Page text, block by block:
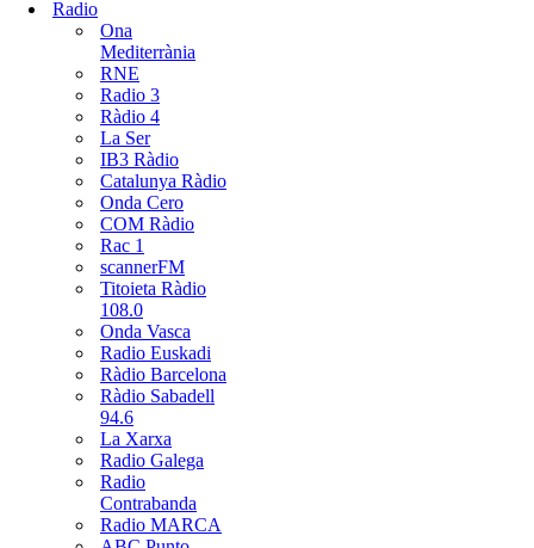
Radio
Ona
Mediterrània
RNE
Radio 3
Ràdio 4
La Ser
IB3 Ràdio
Catalunya Ràdio
Onda Cero
COM Ràdio
Rac 1
scannerFM
Titoieta Ràdio
108.0
Onda Vasca
Radio Euskadi
Ràdio Barcelona
Ràdio Sabadell
94.6
La Xarxa
Radio Galega
Radio
Contrabanda
Radio MARCA